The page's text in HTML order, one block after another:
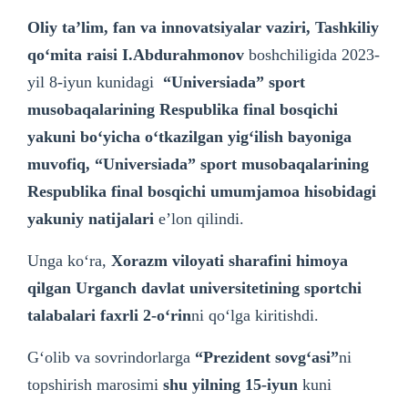
Oliy ta’lim, fan va innovatsiyalar vaziri, Tashkiliy
qo‘mita raisi I.Abdurahmonov boshchiligida 2023-
yil 8-iyun kunidagi “Universiada” sport
musobaqalarining Respublika final bosqichi
yakuni bo‘yicha o‘tkazilgan yig‘ilish bayoniga
muvofiq, “Universiada” sport musobaqalarining
Respublika final bosqichi umumjamoa hisobidagi
yakuniy natijalari e’lon qilindi.
Unga ko‘ra, Xorazm viloyati sharafini himoya
qilgan Urganch davlat universitetining sportchi
talabalari faxrli 2-o‘rinni qo‘lga kiritishdi.
G‘olib va sovrindorlarga “Prezident sovg‘asi”ni
topshirish marosimi shu yilning 15-iyun kuni